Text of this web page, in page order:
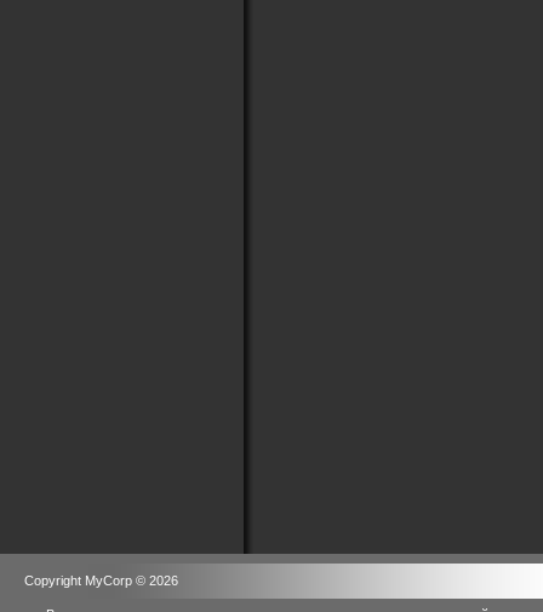
Copyright MyCorp © 2026